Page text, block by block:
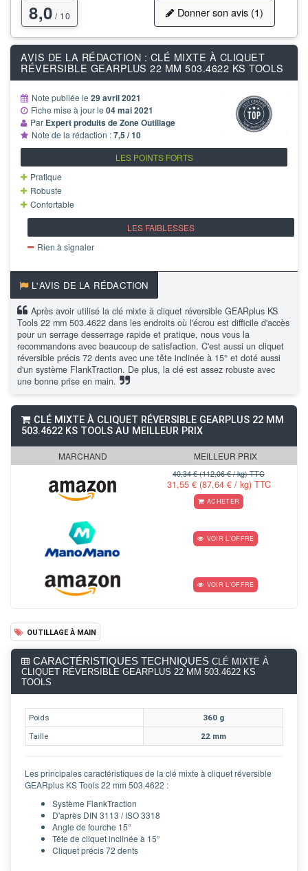
8,0 / 10 Donner son avis (1)
AVIS DE LA RÉDACTION : CLÉ MIXTE À CLIQUET
RÉVERSIBLE GEARPLUS 22 MM 503.4622 KS TOOLS
Note publiée le 29 avril 2021
Fiche mise à jour le 04 mai 2021
Par Expert produits de Zone Outillage
Note de la rédaction :7,5 / 10
LES POINTS FORTS
Pratique
Robuste
Confortable
LES FAIBLESSES
Rien à signaler
L'AVIS DE LA RÉDACTION
Après avoir utilisé la clé mixte à cliquet réversible GEARplus KS
Tools 22 mm 503.4622 dans les endroits où l'écrou est difficile d'accès
pour un serrage desserrage rapide et pratique, nous vous la
recommandons avec beaucoup de satisfaction. C'est aussi un cliquet
réversible précis 72 dents avec une tête inclinée à 15° et doté aussi
d'un système FlankTraction. De plus, la clé est assez robuste avec
une bonne prise en main.
CLÉ MIXTE À CLIQUET RÉVERSIBLE GEARPLUS 22 MM
503.4622 KS TOOLS AU MEILLEUR PRIX
MARCHAND MEILLEUR PRIX
40,34 € (112,06 € / kg) TTC
31,55 € (87,64 € / kg) TTC
ACHETER
VOIR L'OFFRE
VOIR L'OFFRE
OUTILLAGE À MAIN
CARACTÉRISTIQUES TECHNIQUES CLÉ MIXTE À
CLIQUET RÉVERSIBLE GEARPLUS 22 MM 503.4622 KS
TOOLS
Poids
360 g
Taille
22 mm
Les principales caractéristiques de la clé mixte à cliquet réversible
GEARplus KS Tools 22 mm 503.4622 :
Système FlankTraction
D'après DIN 3113 / ISO 3318
Angle de fourche 15°
Tête de cliquet inclinée à 15°
Cliquet précis 72 dents